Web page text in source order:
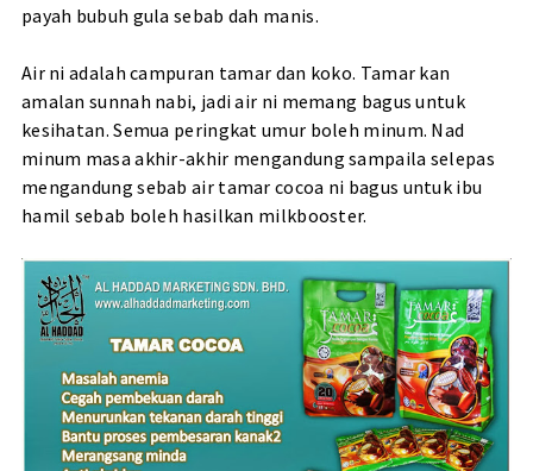
payah bubuh gula sebab dah manis.
Air ni adalah campuran tamar dan koko. Tamar kan
amalan sunnah nabi, jadi air ni memang bagus untuk
kesihatan. Semua peringkat umur boleh minum. Nad
minum masa akhir-akhir mengandung sampaila selepas
mengandung sebab air tamar cocoa ni bagus untuk ibu
hamil sebab boleh hasilkan milkbooster.